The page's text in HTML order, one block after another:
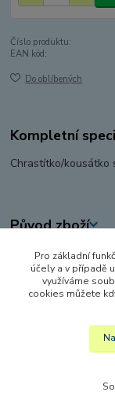
Číslo produktu:
EAN kód:
Do oblíbených
Kompletní
Chrastítko/kousátko
Původ zboží
Zboží
PRO NEJMENŠÍ
Pro základní
účely a v případě
využíváme
cookies můžete